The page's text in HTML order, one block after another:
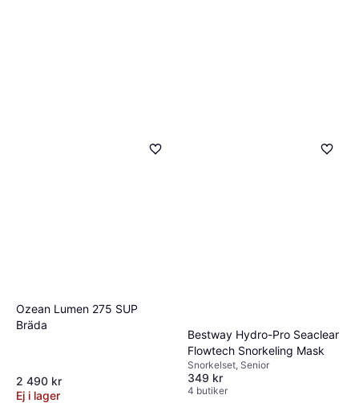
Ozean Lumen 275 SUP
Bräda
2 490 kr
Ej i lager
Bestway Hydro-Pro Seaclear
Flowtech Snorkeling Mask
Snorkelset, Senior
349 kr
4 butiker